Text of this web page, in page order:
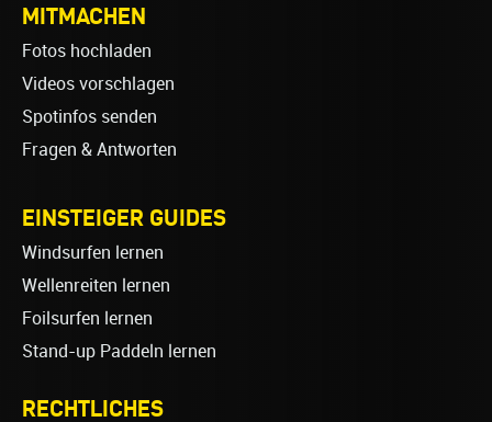
MITMACHEN
Fotos hochladen
Videos vorschlagen
Spotinfos senden
Fragen & Antworten
EINSTEIGER GUIDES
Windsurfen lernen
Wellenreiten lernen
Foilsurfen lernen
Stand-up Paddeln lernen
RECHTLICHES